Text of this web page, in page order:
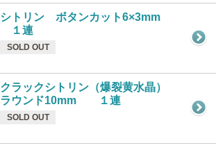
シトリン ボタンカット6×3mm
１連
SOLD OUT
クラックシトリン（爆裂黄水晶）
ラウンド10mm １連
SOLD OUT